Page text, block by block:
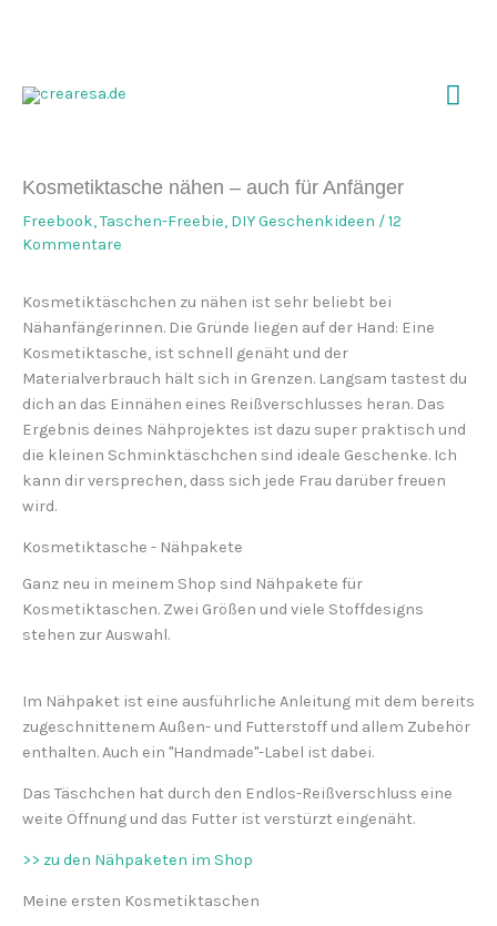
Kosmetiktasche nähen – auch für Anfänger
Freebook,Taschen-Freebie, DIY Geschenkideen /12
Kommentare
Kosmetiktäschchen zu nähen ist sehr beliebt bei
Nähanfängerinnen. Die Gründe liegen auf der Hand: Eine
Kosmetiktasche, ist schnell genäht und der
Materialverbrauch hält sich in Grenzen. Langsam tastest du
dich an das Einnähen eines Reißverschlusses heran. Das
Ergebnis deines Nähprojektes ist dazu super praktisch und
die kleinen Schminktäschchen sind ideale Geschenke. Ich
kann dir versprechen, dass sich jede Frau darüber freuen
wird.
Kosmetiktasche - Nähpakete
Ganz neu in meinem Shop sind Nähpakete für
Kosmetiktaschen. Zwei Größen und viele Stoffdesigns
stehen zur Auswahl.
Im Nähpaket ist eine ausführliche Anleitung mit dem bereits
zugeschnittenem Außen- und Futterstoff und allem Zubehör
enthalten. Auch ein "Handmade"-Label ist dabei.
Das Täschchen hat durch den Endlos-Reißverschluss eine
weite Öffnung und das Futter ist verstürzt eingenäht.
>> zu den Nähpaketen im Shop
Meine ersten Kosmetiktaschen